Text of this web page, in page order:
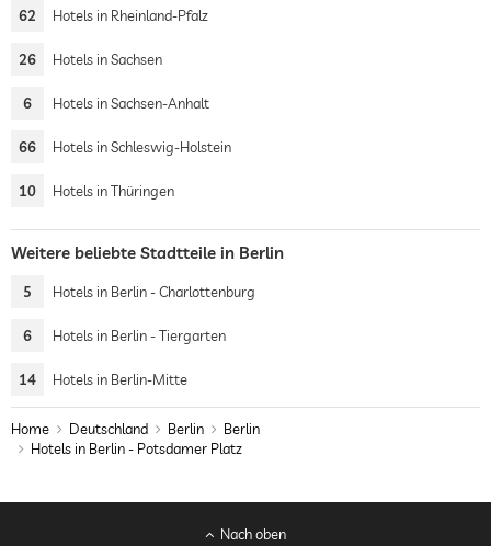
62 Hotels in Rheinland-Pfalz
26 Hotels in Sachsen
6 Hotels in Sachsen-Anhalt
66 Hotels in Schleswig-Holstein
10 Hotels in Thüringen
Weitere beliebte Stadtteile in Berlin
5 Hotels in Berlin - Charlottenburg
6 Hotels in Berlin - Tiergarten
14 Hotels in Berlin-Mitte
Home Deutschland Berlin
Berlin
Hotels in Berlin - Potsdamer Platz
Nach oben